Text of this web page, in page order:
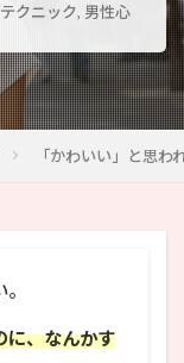
クニック, 男性心
「かわいい」と思わ
に、なんかす